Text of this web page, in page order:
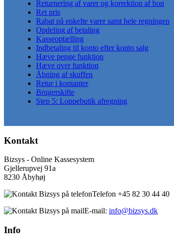
Returnering af varer og korrektion af bon
Ret pris
Rabat på enkelte varer samt hele regningen
Opdeling af betaling
Kasseoptælling
Indbetaling til konto efter konto salg
Hæve penge funktion
Hæve over funktion
Åbning af skuffen
Retur i kontanter
Brugerskifte
Step 5: Loppebutik afregning
Kontakt
Bizsys - Online Kassesystem
Gjellerupvej 91a
8230 Åbyhøj
Telefon +45 82 30 44 40
E-mail: info@bizsys.dk
Info